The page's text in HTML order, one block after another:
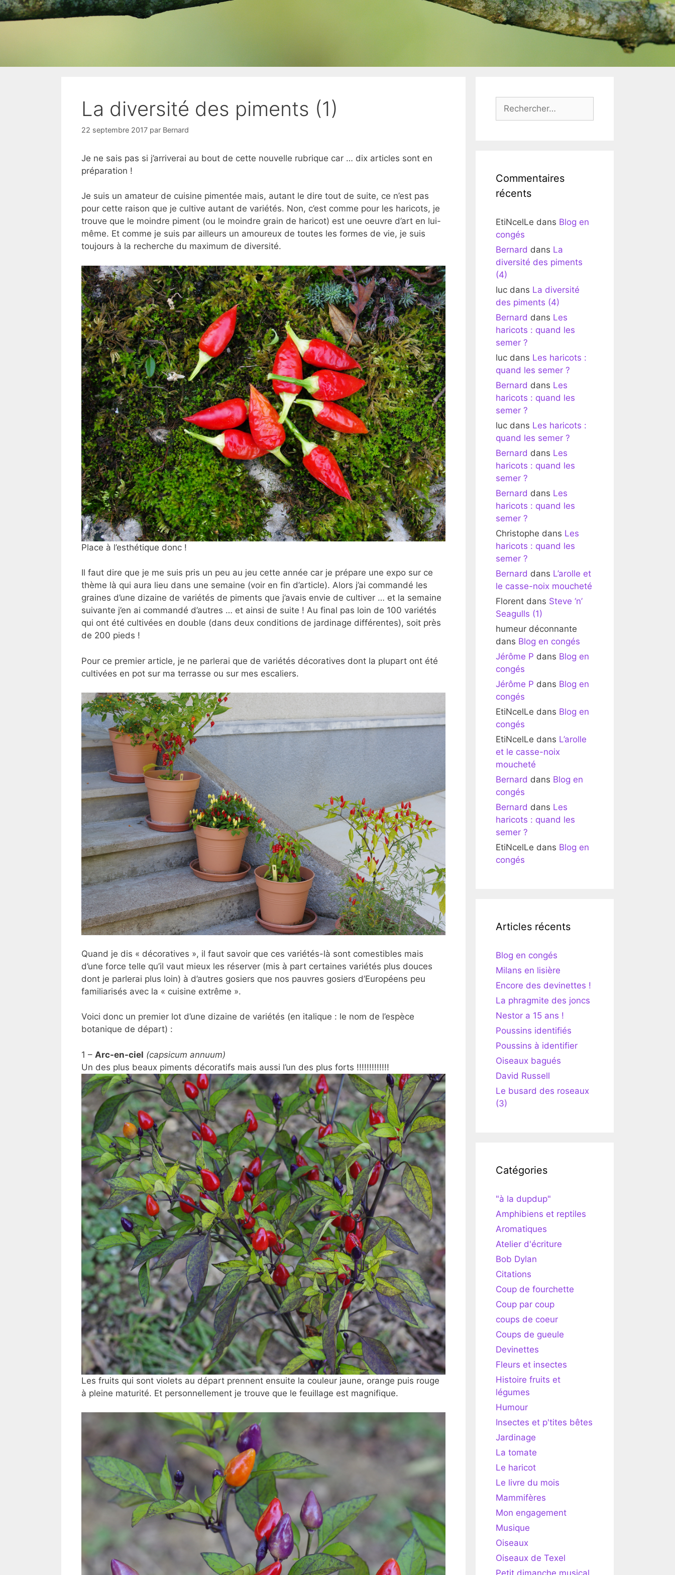
La diversité des piments (1)
22 septembre 2017 par Bernard
Je ne sais pas si j’arriverai au bout de cette nouvelle rubrique car … dix articles sont en
préparation !
Je suis un amateur de cuisine pimentée mais, autant le dire tout de suite, ce n’est pas
pour cette raison que je cultive autant de variétés. Non, c’est comme pour les haricots, je
trouve que le moindre piment (ou le moindre grain de haricot) est une oeuvre d’art en lui-
même. Et comme je suis par ailleurs un amoureux de toutes les formes de vie, je suis
toujours à la recherche du maximum de diversité.
Place à l’esthétique donc !
Il faut dire que je me suis pris un peu au jeu cette année car je prépare une expo sur ce
thème là qui aura lieu dans une semaine (voir en fin d’article). Alors j’ai commandé les
graines d’une dizaine de variétés de piments que j’avais envie de cultiver … et la semaine
suivante j’en ai commandé d’autres … et ainsi de suite ! Au final pas loin de 100 variétés
qui ont été cultivées en double (dans deux conditions de jardinage différentes), soit près
de 200 pieds !
Pour ce premier article, je ne parlerai que de variétés décoratives dont la plupart ont été
cultivées en pot sur ma terrasse ou sur mes escaliers.
Quand je dis « décoratives », il faut savoir que ces variétés-là sont comestibles mais
d’une force telle qu’il vaut mieux les réserver (mis à part certaines variétés plus douces
dont je parlerai plus loin) à d’autres gosiers que nos pauvres gosiers d’Européens peu
familiarisés avec la « cuisine extrême ».
Voici donc un premier lot d’une dizaine de variétés (en italique : le nom de l’espèce
botanique de départ) :
1 – Arc-en-ciel (capsicum annuum)
Un des plus beaux piments décoratifs mais aussi l’un des plus forts !!!!!!!!!!!!!
Les fruits qui sont violets au départ prennent ensuite la couleur jaune, orange puis rouge
à pleine maturité. Et personnellement je trouve que le feuillage est magnifique.
Commentaires
récents
EtiNcelLe dans Blog en
congés
Bernard dans La
diversité des piments
(4)
luc dans La diversité
des piments (4)
Bernard dans Les
haricots : quand les
semer ?
luc dans Les haricots :
quand les semer ?
Bernard dans Les
haricots : quand les
semer ?
luc dans Les haricots :
quand les semer ?
Bernard dans Les
haricots : quand les
semer ?
Bernard dans Les
haricots : quand les
semer ?
Christophe dans Les
haricots : quand les
semer ?
Bernard dans L’arolle et
le casse-noix moucheté
Florent dans Steve ‘n’
Seagulls (1)
humeur déconnante
dans Blog en congés
Jérôme P dans Blog en
congés
Jérôme P dans Blog en
congés
EtiNcelLe dans Blog en
congés
EtiNcelLe dans L’arolle
et le casse-noix
moucheté
Bernard dans Blog en
congés
Bernard dans Les
haricots : quand les
semer ?
EtiNcelLe dans Blog en
congés
Articles récents
Blog en congés
Milans en lisière
Encore des devinettes !
La phragmite des joncs
Nestor a 15 ans !
Poussins identifiés
Poussins à identifier
Oiseaux bagués
David Russell
Le busard des roseaux
(3)
Catégories
"à la dupdup"
Amphibiens et reptiles
Aromatiques
Atelier d'écriture
Bob Dylan
Citations
Coup de fourchette
Coup par coup
coups de coeur
Coups de gueule
Devinettes
Fleurs et insectes
Histoire fruits et
légumes
Humour
Insectes et p'tites bêtes
Jardinage
La tomate
Le haricot
Le livre du mois
Mammifères
Mon engagement
Musique
Oiseaux
Oiseaux de Texel
Petit dimanche musical